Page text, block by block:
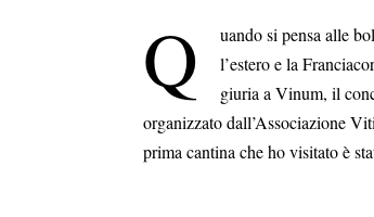
Q
uando si pensa alle
l’estero e la
giuria a Vinum, il
organizzato dall’Associazione
prima cantina che ho visitato è